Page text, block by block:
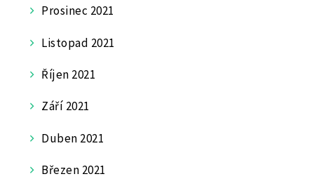
Prosinec 2021
Listopad 2021
Říjen 2021
Září 2021
Duben 2021
Březen 2021